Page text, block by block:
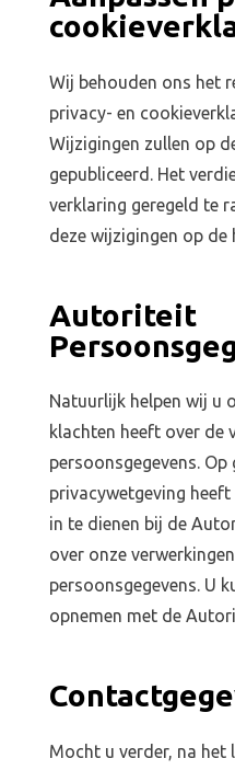
Wij behouden ons het
privacy- en
Wijzigingen zullen op
gepubliceerd. Het
verklaring geregeld te
deze wijzigingen op de
Autoriteit
Natuurlijk helpen wij u
klachten heeft over de
persoonsgegevens.
privacywetgeving
in te dienen bij de
over onze
persoonsgegevens. U
opnemen met de
Mocht u verder, na het